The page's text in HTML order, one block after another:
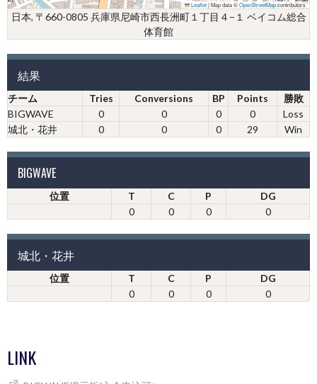
Leaflet|Map data ©OpenStreetMapcontributors
日本, 〒660-0805 兵庫県尼崎市西長洲町１丁目４−１ ベイコム総合
体育館
結果
チーム Tries Conversions BP Points
勝敗
BIGWAVE
0 0 0 0
Loss
城北・花井
0 0 0 29 Win
BIGWAVE
位置 T C P
DG
0
0 0 0
城北・花井
位置 T C P
DG
0
0 0 0
LINK